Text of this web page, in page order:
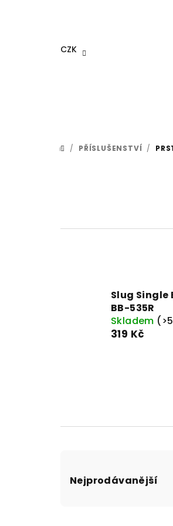
CZK
DOMŮ
/ PŘÍSLUŠENSTVÍ /
Slug Single
BB-535R
Skladem
319 Kč
aNejprodávanější